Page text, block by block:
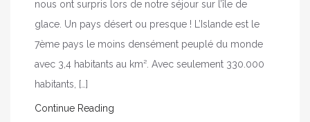
nous ont surpris lors de notre séjour sur l’île de
glace. Un pays désert ou presque ! L’Islande est le
7ème pays le moins densément peuplé du monde
avec 3,4 habitants au km². Avec seulement 330.000
habitants, […]
Continue Reading